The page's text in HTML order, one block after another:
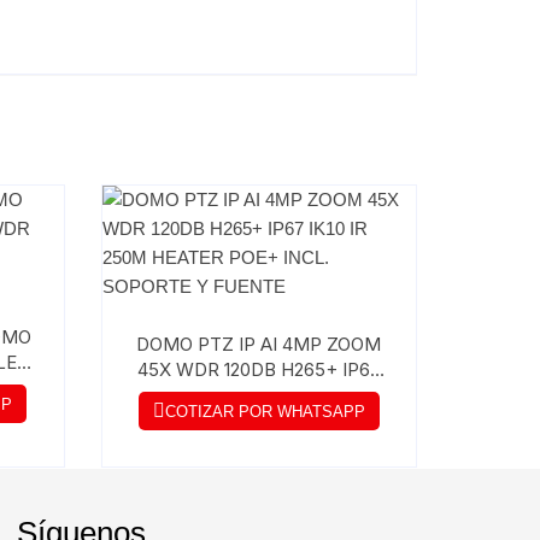
DOMO PTZ IP AI 4MP ZOOM
45X WDR 120DB H265+ IP67
IK10 IR 250M HEATER POE+
INCL. SOPORTE Y FUENTE
COTIZAR POR WHATSAPP
Síguenos